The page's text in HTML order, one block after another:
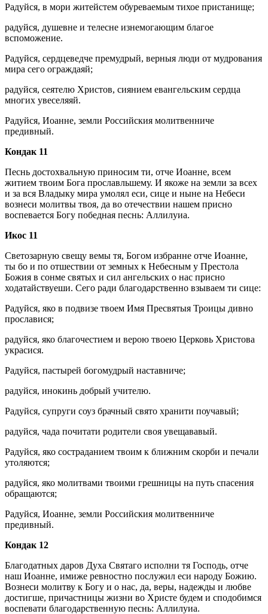
Радуйся, в мори житейстем обуреваемым тихое пристанище;
радуйся, душевне и телесне изнемогающим благое
вспоможение.
Радуйся, сердцеведче премудрый, верныя люди от мудрования
мира сего ограждаяй;
радуйся, сеятелю Христов, сиянием евангельским сердца
многих увеселяяй.
Радуйся, Иоанне, земли Российския молитвенниче
предивный.
Кондак 11
Песнь достохвальную приносим ти, отче Иоанне, всем
житием твоим Бога прославльшему. И якоже на земли за всех
и за вся Владыку мира умолял еси, сице и ныне на Небеси
вознеси молитвы твоя, да во отечествии нашем присно
воспевается Богу победная песнь: Аллилуиа.
Икос 11
Светозарную свещу вемы тя, Богом избранне отче Иоанне,
ты бо и по отшествии от земных к Небесным у Престола
Божия в сонме святых и сил ангельских о нас присно
ходатайствуеши. Сего ради благодарственно взываем ти сице:
Радуйся, яко в подвизе твоем Имя Пресвятыя Троицы дивно
прославися;
радуйся, яко благочестием и верою твоею Церковь Христова
украсися.
Радуйся, пастырей богомудрый наставниче;
радуйся, инокинь добрый учителю.
Радуйся, супруги соуз брачный свято хранити поучавый;
радуйся, чада почитати родители своя увещававый.
Радуйся, яко состраданием твоим к ближним скорби и печали
утоляются;
радуйся, яко молитвами твоими грешницы на путь спасения
обращаются;
Радуйся, Иоанне, земли Российския молитвенниче
предивный.
Кондак 12
Благодатных даров Духа Святаго исполни тя Господь, отче
наш Иоанне, имиже ревностно послужил еси народу Божию.
Вознеси молитву к Богу и о нас, да, веры, надежды и любве
достигше, причастницы жизни во Христе будем и сподобимся
воспевати благодарственную песнь: Аллилуиа.